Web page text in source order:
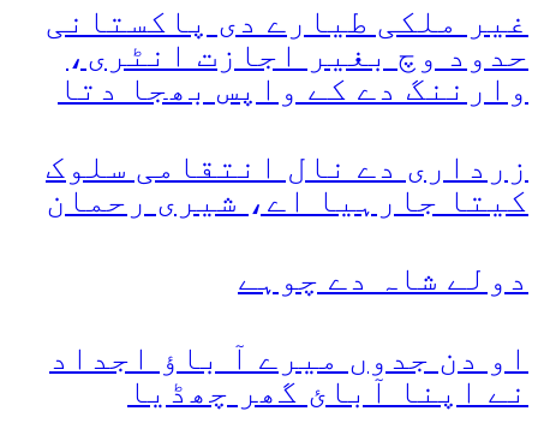
غیر ملکی طیارے دی پاکستانی
حدود وچ بغیر اجازت انٹری،
وارننگ دے کے واپس بھجا دتا
زرداری دے نال انتقامی سلوک
کیتا جارہیا اے، شیری رحمان
دولے شاہ دے چوہے
او دن جدوں میرے آ باؤ اجداد
نے اپنا آبائ گھر چھڈیا